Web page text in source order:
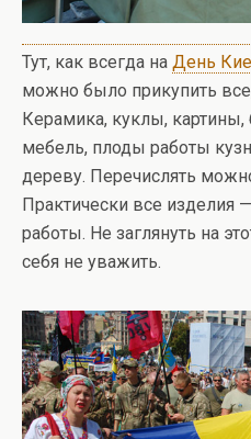
Тут, как всегда на День
можно было прикупить
Керамика, куклы,
мебель, плоды работы
дереву. Перечислять
Практически все изделия
работы. Не заглянуть на
себя не уважить.